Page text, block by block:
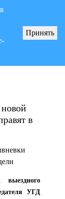
в
УГД
Принять